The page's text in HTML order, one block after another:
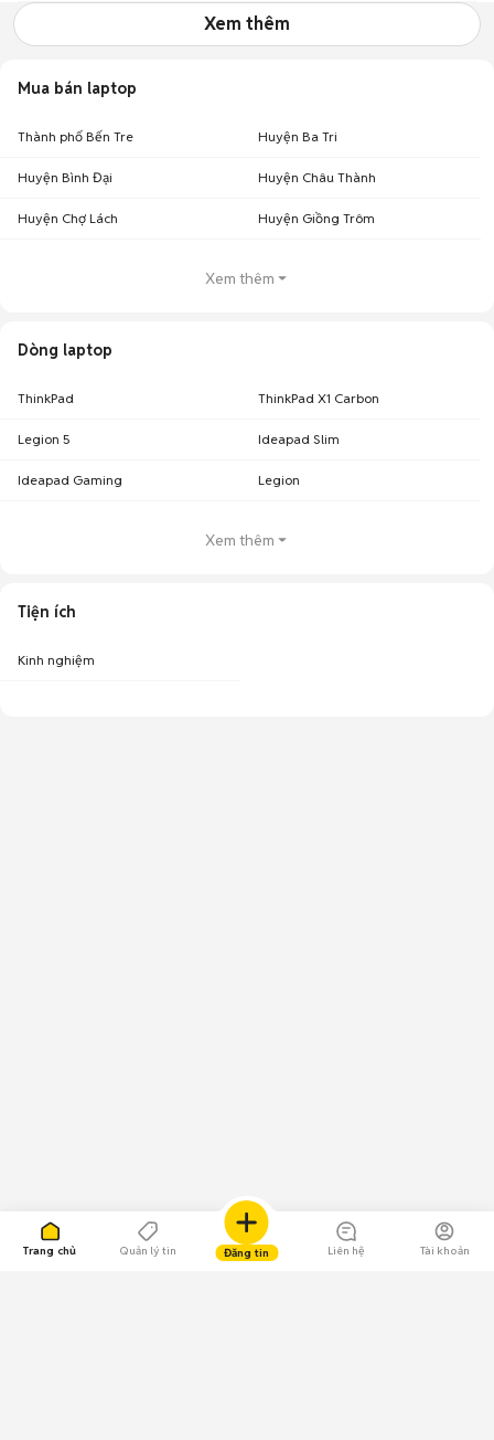
Trang chủ Quản lý tin Đăng tin Liên hệ Tài khoản
Xem thêm
Mua bán laptop
Thành phố Bến Tre Huyện Ba Tri
Huyện Bình Đại Huyện Châu Thành
Huyện Chợ Lách Huyện Giồng Trôm
Xem thêm
Dòng laptop
ThinkPad ThinkPad X1 Carbon
Legion 5 Ideapad Slim
Ideapad Gaming Legion
Xem thêm
Tiện ích
Kinh nghiệm